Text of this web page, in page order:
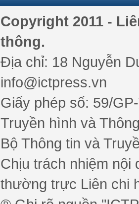
Copyright 2011 -
thông.
Địa chỉ: 18 Nguyễn
info@ictpress.vn
Giấy phép số: 59/
Truyền hình và
Bộ Thông tin và
Chịu trách nhiệm nội
thường trực Liên chi